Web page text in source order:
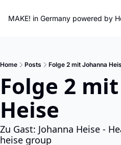
MAKE! in Germany powered by
Home Posts Folge 2 mit Johanna
Folge 2
Heise
Zu Gast: Johanna Heise -
heise group